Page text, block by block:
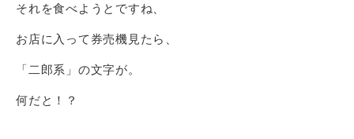
それを食べようとですね、
お店に入って券売機見たら、
「二郎系」の文字が。
何だと！？